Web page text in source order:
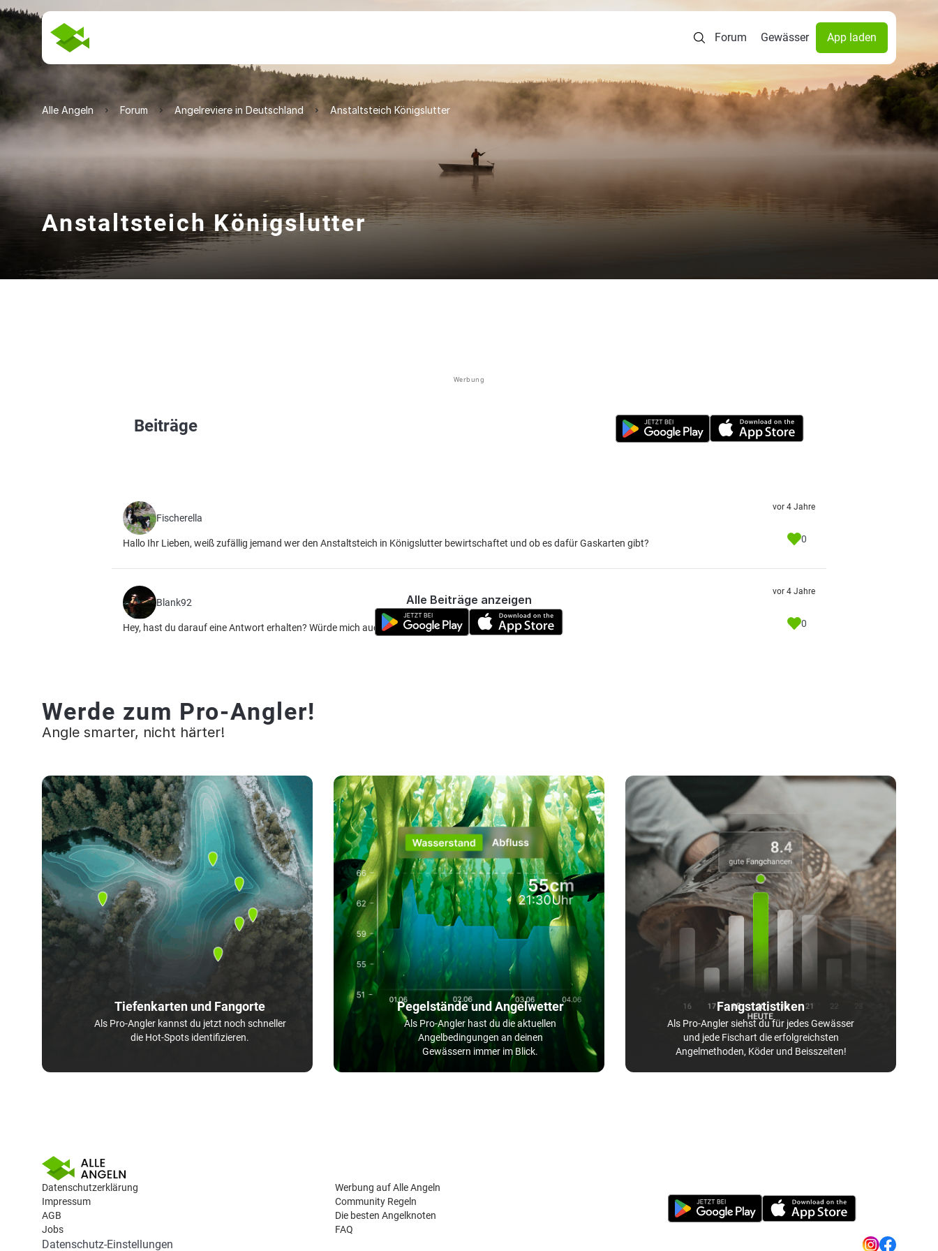
Forum Gewässer App laden
Alle Angeln Forum Angelreviere in Deutschland Anstaltsteich Königslutter
Anstaltsteich Königslutter
Werbung
Beiträge
Fischerella
Hallo Ihr Lieben, weiß zufällig jemand wer den Anstaltsteich in Königslutter bewirtschaftet und ob es dafür Gaskarten gibt?
vor 4 Jahre
0
Blank92
Hey, hast du darauf eine Antwort erhalten? Würde mich auch interessieren :)
vor 4 Jahre
0
Alle Beiträge anzeigen
Werde zum Pro-Angler!
Angle smarter, nicht härter!
Tiefenkarten und Fangorte
Als Pro-Angler kannst du jetzt noch schneller
die Hot-Spots identifizieren.
Pegelstände und Angelwetter
Als Pro-Angler hast du die aktuellen
Angelbedingungen an deinen
Gewässern immer im Blick.
Fangstatistiken
Als Pro-Angler siehst du für jedes Gewässer
und jede Fischart die erfolgreichsten
Angelmethoden, Köder und Beisszeiten!
Datenschutzerklärung
Impressum
AGB
Jobs
Werbung auf Alle Angeln
Community Regeln
Die besten Angelknoten
FAQ
Datenschutz-Einstellungen